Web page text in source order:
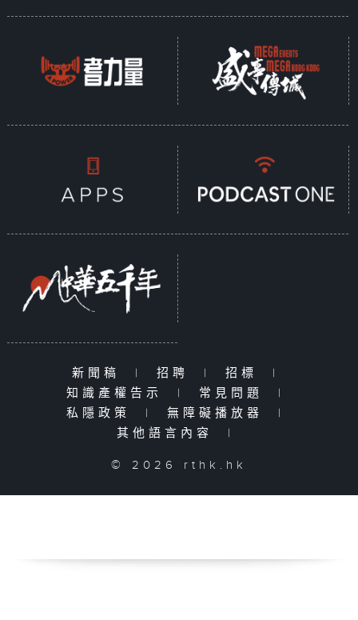
新聞稿 | 招聘 | 招標
|
知識產權告示
| 常見問題
|
私隱政策
| 無障礙播放器
|
其他語言內容
|
© 2026 rthk.hk